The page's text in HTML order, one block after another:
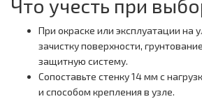
Что учесть при
При окраске или эксплуатации на
зачистку поверхности,
защитную систему.
Сопоставьте стенку 14 мм с
и способом крепления в узле.